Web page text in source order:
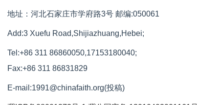
地址：河北石家庄市学府路3号 邮编:050061
Add:3 Xuefu Road,Shijiazhuang,Hebei;
Tel:+86 311 86860050,17153180040;
Fax:+86 311 86831829
E-mail:1991@chinafaith.org(投稿)